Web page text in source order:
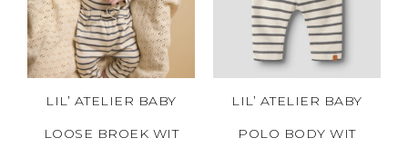
LIL’ ATELIER BABY
LOOSE BROEK WIT
LIL’ ATELIER BABY
POLO BODY WIT